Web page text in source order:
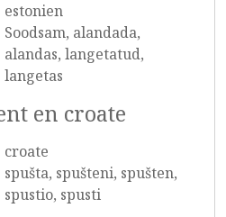
estonien
Soodsam, alandada,
alandas, langetatud,
langetas
en croate
croate
spušta, spušteni, spušten,
spustio, spusti